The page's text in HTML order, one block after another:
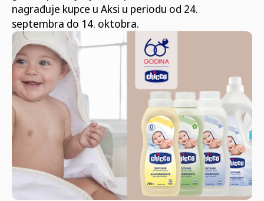
nagrađuje kupce u Aksi u periodu od 24.
septembra do 14. oktobra.